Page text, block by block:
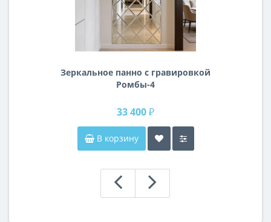
Зеркальное панно с гравировкой
Ромбы-4
33 400 ₽
В корзину